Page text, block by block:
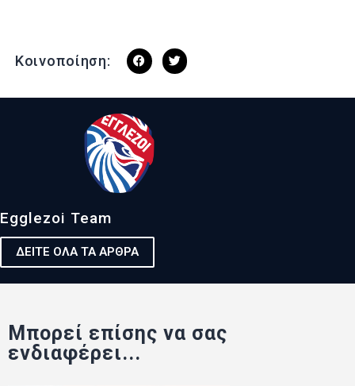
Κοινοποίηση:
Egglezoi Team
ΔΕΙΤΕ ΟΛΑ ΤΑ ΑΡΘΡΑ
Μπορεί επίσης να σας
ενδιαφέρει...